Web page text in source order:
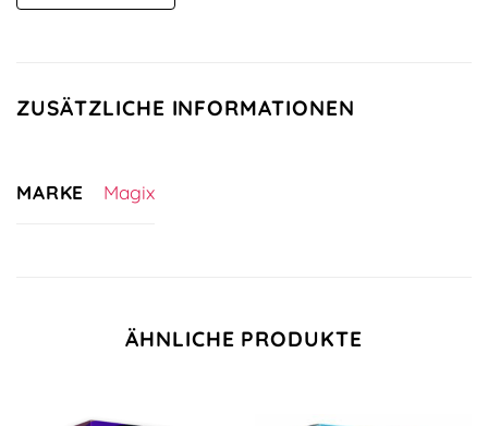
ZUSÄTZLICHE INFORMATIONEN
MARKE Magix
ÄHNLICHE PRODUKTE